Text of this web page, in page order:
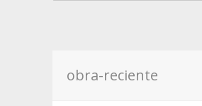
obra-reciente